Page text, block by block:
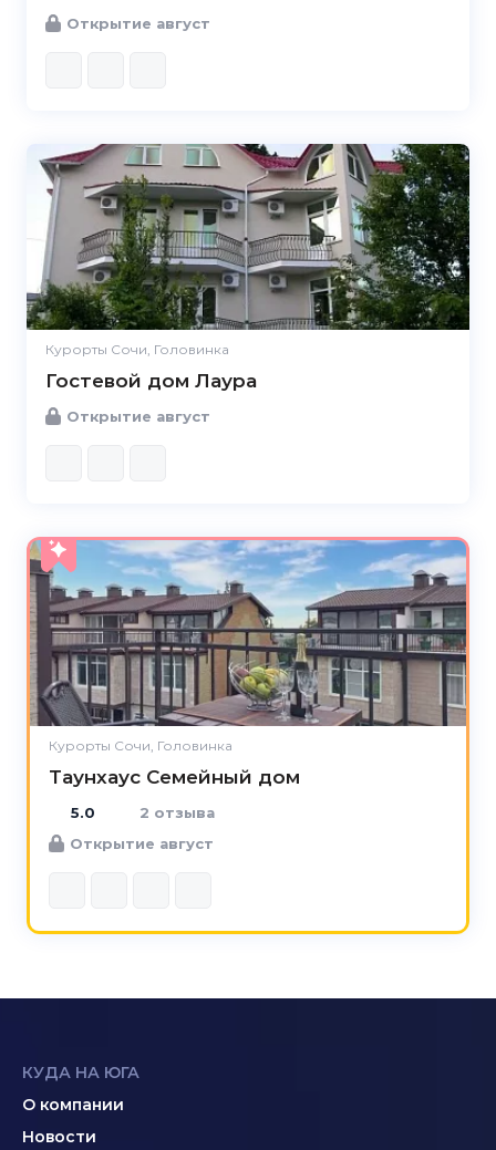
Открытие август
Курорты Сочи, Головинка
Гостевой дом Лаура
Открытие август
Курорты Сочи, Головинка
Таунхаус Семейный дом
5.0
5.0
2 отзыва
Открытие август
КУДА НА ЮГА
О компании
Новости